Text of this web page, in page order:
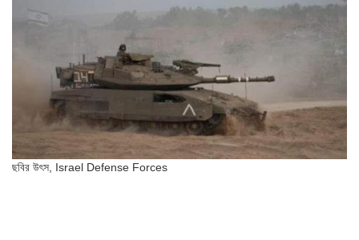
ছবির উৎস, Israel Defense Forces